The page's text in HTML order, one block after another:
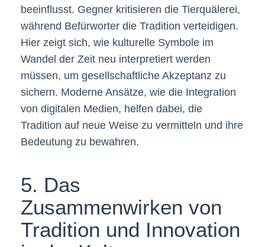
beeinflusst. Gegner kritisieren die Tierquälerei,
während Befürworter die Tradition verteidigen.
Hier zeigt sich, wie kulturelle Symbole im
Wandel der Zeit neu interpretiert werden
müssen, um gesellschaftliche Akzeptanz zu
sichern. Moderne Ansätze, wie die Integration
von digitalen Medien, helfen dabei, die
Tradition auf neue Weise zu vermitteln und ihre
Bedeutung zu bewahren.
5. Das
Zusammenwirken von
Tradition und Innovation